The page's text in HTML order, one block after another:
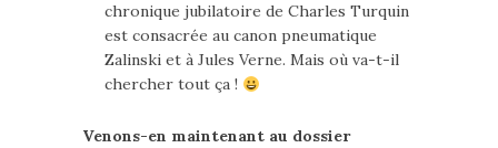
chronique jubilatoire de Charles Turquin
est consacrée au canon pneumatique
Zalinski et à Jules Verne. Mais où va-t-il
chercher tout ça !
Venons-en maintenant au dossier